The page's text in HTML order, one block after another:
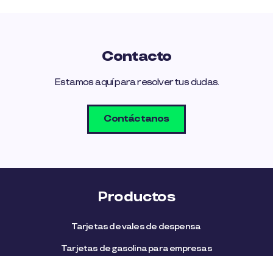
Contacto
Estamos aquí para resolver tus dudas.
Contáctanos
Productos
Tarjetas de vales de despensa
Tarjetas de gasolina para empresas